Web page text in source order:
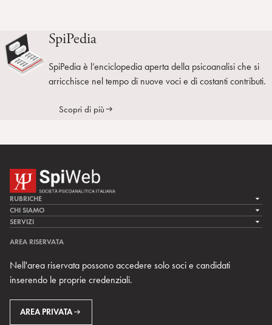
SpiPedia
SpiPedia è l’enciclopedia aperta della psicoanalisi che si
arricchisce nel tempo di nuove voci e di costanti contributi.
Scopri di più
RUBRICHE
LA CURA
LA RICERCA
MULTIMEDIA
CHI SIAMO
LA SPI
TEAM DI SPIWEB
CONTATTI
RIVISTE
SERVIZI
ARCHIVIO STORICO
AREA RISERVATA
Nell'area riservata possono accedere solo soci e candidati
inserendo le proprie credenziali.
AREA PRIVATA